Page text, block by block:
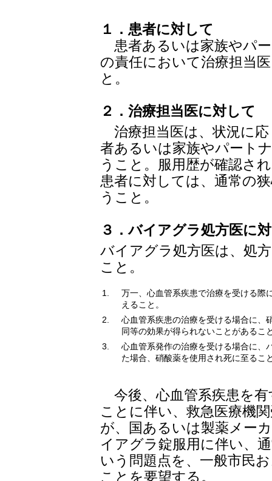
１．患者に対して
患者あるいは家族やパ
の責任において治療担当
と。
２．治療担当医に対して
治療担当医は、状況に
者あるいは家族やパート
うこと。服用歴が確認さ
患者に対しては、通常の
うこと。
３．バイアグラ処方医に
バイアグラ処方医は、処
こと。
1.
万一、心血管系疾患で治療を受ける際
えること。
2.
心血管系疾患の治療を受ける場合に、
同等の効果が得られないことがあるこ
3.
心血管系発作の治療を受ける場合に、
た場合、硝酸薬を使用され死に至るこ
今後、心血管系疾患を
ことに伴い、救急医療機
が、国あるいは製薬メー
イアグラ錠服用に伴い、
いう問題点を、一般市民
ことを要望する。